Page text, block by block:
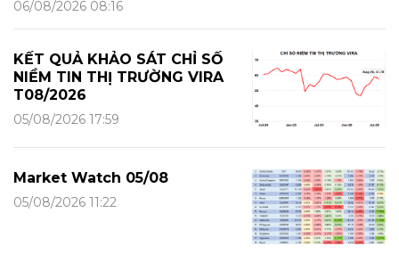
06/08/2026 08:16
KẾT QUẢ KHẢO SÁT CHỈ SỐ
NIỀM TIN THỊ TRƯỜNG VIRA
T08/2026
05/08/2026 17:59
Market Watch 05/08
05/08/2026 11:22